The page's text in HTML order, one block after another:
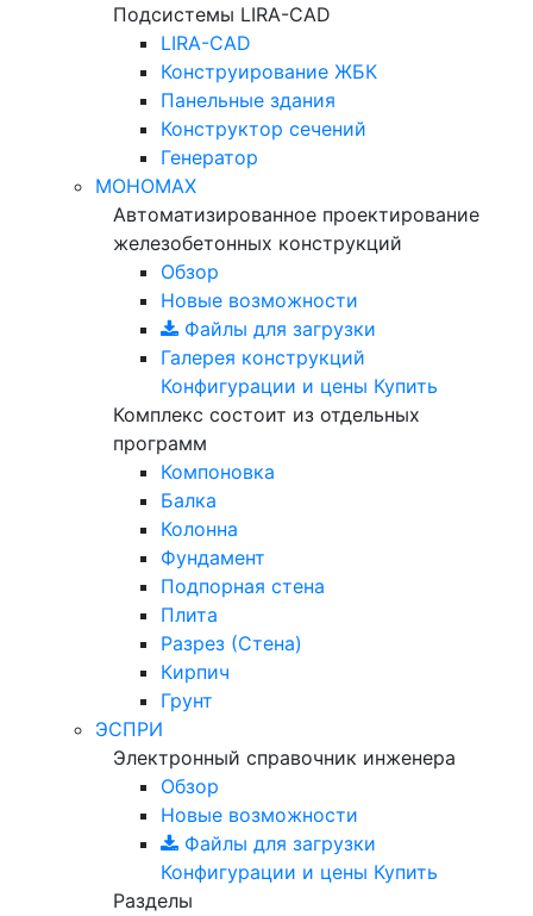
Подсистемы LIRA-CAD
LIRA-CAD
Конструирование ЖБК
Панельные здания
Конструктор сечений
Генератор
МОНОМАХ
Автоматизированное проектирование
железобетонных конструкций
Обзор
Новые возможности
Файлы для загрузки
Галерея конструкций
Конфигурации и цены Купить
Комплекс состоит из отдельных
программ
Компоновка
Балка
Колонна
Фундамент
Подпорная стена
Плита
Разрез (Стена)
Кирпич
Грунт
ЭСПРИ
Электронный справочник инженера
Обзор
Новые возможности
Файлы для загрузки
Конфигурации и цены Купить
Разделы